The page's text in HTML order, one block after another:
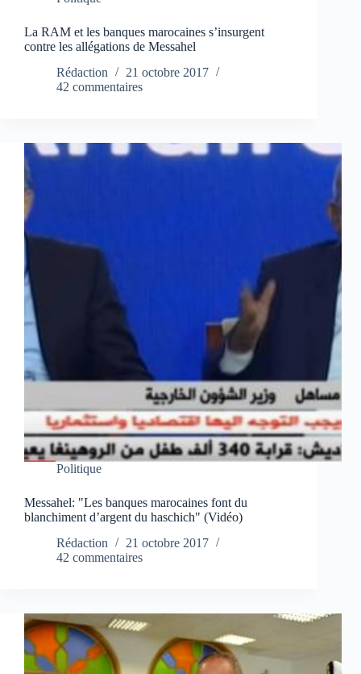
La RAM et les banques marocaines s’insurgent
contre les allégations de Messahel
Rédaction
21 octobre 2017
42 commentaires
Politique
Messahel: "Les banques marocaines font du
blanchiment d’argent du haschich" (Vidéo)
Rédaction
21 octobre 2017
42 commentaires